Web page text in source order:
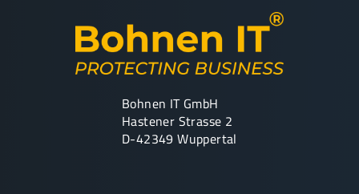
Bohnen IT GmbH
Hastener Strasse 2
D-42349 Wuppertal